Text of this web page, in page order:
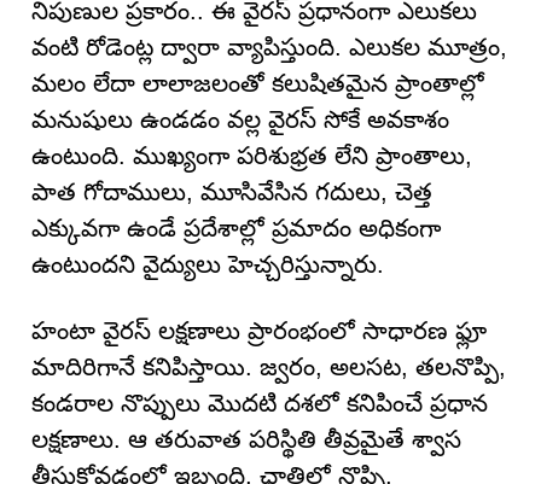
నిపుణుల ప్రకారం.. ఈ వైరస్ ప్రధానంగా ఎలుకలు
వంటి రోడెంట్ల ద్వారా వ్యాపిస్తుంది. ఎలుకల మూత్రం,
మలం లేదా లాలాజలంతో కలుషితమైన ప్రాంతాల్లో
మనుషులు ఉండడం వల్ల వైరస్ సోకే అవకాశం
ఉంటుంది. ముఖ్యంగా పరిశుభ్రత లేని ప్రాంతాలు,
పాత గోదాములు, మూసివేసిన గదులు, చెత్త
ఎక్కువగా ఉండే ప్రదేశాల్లో ప్రమాదం అధికంగా
ఉంటుందని వైద్యులు హెచ్చరిస్తున్నారు.
హంటా వైరస్ లక్షణాలు ప్రారంభంలో సాధారణ ఫ్లూ
మాదిరిగానే కనిపిస్తాయి. జ్వరం, అలసట, తలనొప్పి,
కండరాల నొప్పులు మొదటి దశలో కనిపించే ప్రధాన
లక్షణాలు. ఆ తరువాత పరిస్థితి తీవ్రమైతే శ్వాస
తీసుకోవడంలో ఇబ్బంది, ఛాతిలో నొప్పి,